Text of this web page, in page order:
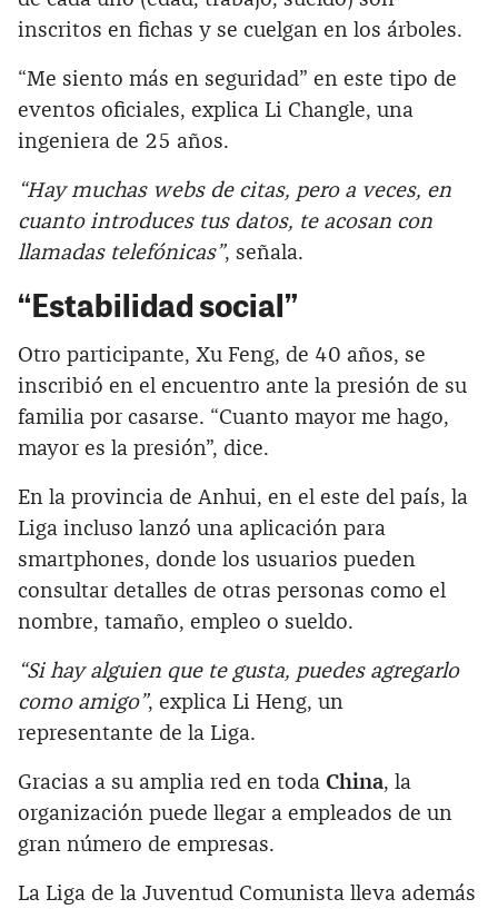
inscritos en fichas y se cuelgan en los árboles.
“Me siento más en seguridad” en este tipo de
eventos oficiales, explica Li Changle, una
ingeniera de 25 años.
“Hay muchas webs de citas, pero a veces, en
cuanto introduces tus datos, te acosan con
llamadas telefónicas”, señala.
“Estabilidad social”
Otro participante, Xu Feng, de 40 años, se
inscribió en el encuentro ante la presión de su
familia por casarse. “Cuanto mayor me hago,
mayor es la presión”, dice.
En la provincia de Anhui, en el este del país, la
Liga incluso lanzó una aplicación para
smartphones, donde los usuarios pueden
consultar detalles de otras personas como el
nombre, tamaño, empleo o sueldo.
“Si hay alguien que te gusta, puedes agregarlo
como amigo”, explica Li Heng, un
representante de la Liga.
Gracias a su amplia red en toda China, la
organización puede llegar a empleados de un
gran número de empresas.
La Liga de la Juventud Comunista lleva además